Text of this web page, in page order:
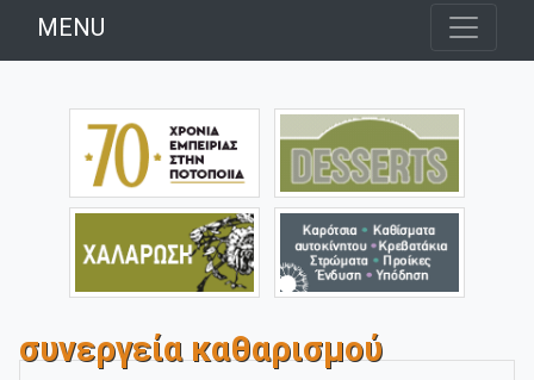
MENU
συνεργεία καθαρισμού